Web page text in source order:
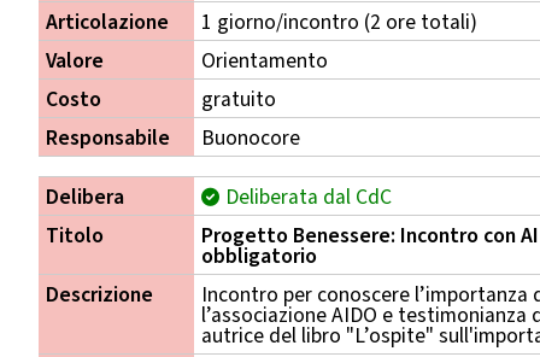
Articolazione
1 giorno/incontro (2 ore totali)
Valore
Orientamento
Costo
gratuito
Responsabile
Buonocore
Delibera
Deliberata dal CdC
Titolo
Progetto Benessere: Incontro con
obbligatorio
Descrizione
Incontro per conoscere
l’associazione AIDO e testimonianza
autrice del libro "L’ospite"